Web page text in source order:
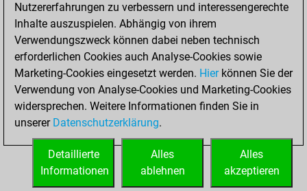
Bauer setzt Matt
0
Erstickte Matts
Unterverwandlungen
Türme auf der siebten
0
STARTSEITE
Nutzererfahrungen zu verbessern und interessengerechte
Inhalte auszuspielen. Abhängig von ihrem
Verwendungszweck können dabei neben technisch
erforderlichen Cookies auch Analyse-Cookies sowie
Marketing-Cookies eingesetzt werden. Hierkönnen Sie der
Verwendung von Analyse-Cookies und Marketing-Cookies
widersprechen. Weitere Informationen finden Sie in
unserer Datenschutzerklärung.
Alles
akzeptieren
Alles
ablehnen
Detaillierte
Informationen